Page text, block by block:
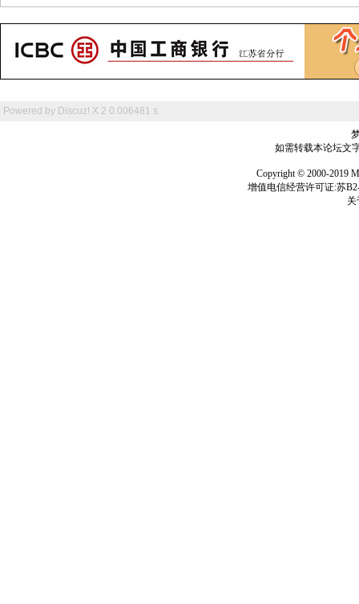
Powered by Discuz! X 2 0.006481 s
如需转载本论坛文
Copyright © 2000-2019
增值电信经营许可证:苏
关